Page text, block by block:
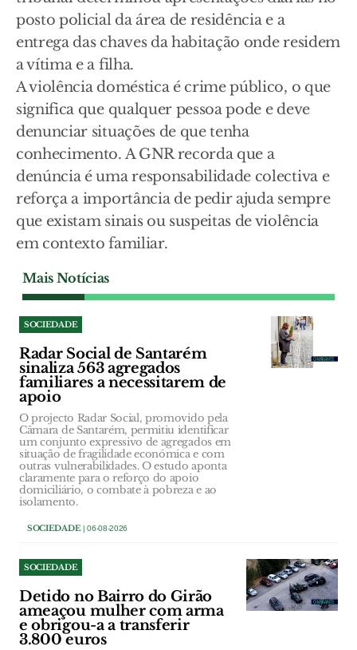
posto policial da área de residência e a
entrega das chaves da habitação onde residem
a vítima e a filha.
A violência doméstica é crime público, o que
significa que qualquer pessoa pode e deve
denunciar situações de que tenha
conhecimento. A GNR recorda que a
denúncia é uma responsabilidade colectiva e
reforça a importância de pedir ajuda sempre
que existam sinais ou suspeitas de violência
em contexto familiar.
Mais Notícias
SOCIEDADE
Radar Social de Santarém
sinaliza 563 agregados
familiares a necessitarem de
apoio
O projecto Radar Social, promovido pela
Câmara de Santarém, permitiu identificar
um conjunto expressivo de agregados em
situação de fragilidade económica e com
outras vulnerabilidades. O estudo aponta
claramente para o reforço do apoio
domiciliário, o combate à pobreza e ao
isolamento.
SOCIEDADE| 06-08-2026
SOCIEDADE
Detido no Bairro do Girão
ameaçou mulher com arma
e obrigou-a a transferir
3.800 euros